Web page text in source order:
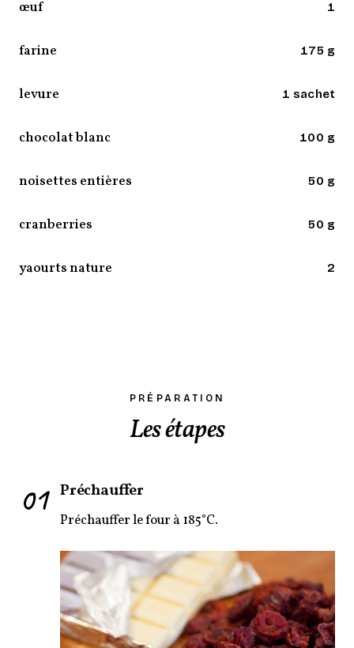
œuf 1
farine 175 g
levure 1 sachet
chocolat blanc 100 g
noisettes entières 50 g
cranberries 50 g
yaourts nature 2
PRÉPARATION
Les étapes
01 Préchauffer
Préchauffer le four à 185°C.